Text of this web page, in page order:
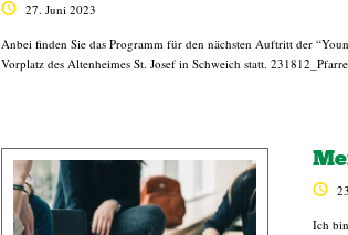
27. Juni 2023
Anbei finden Sie das Programm für den nächsten Auftritt der
Vorplatz des Altenheimes St. Josef in Schweich statt.
Ich